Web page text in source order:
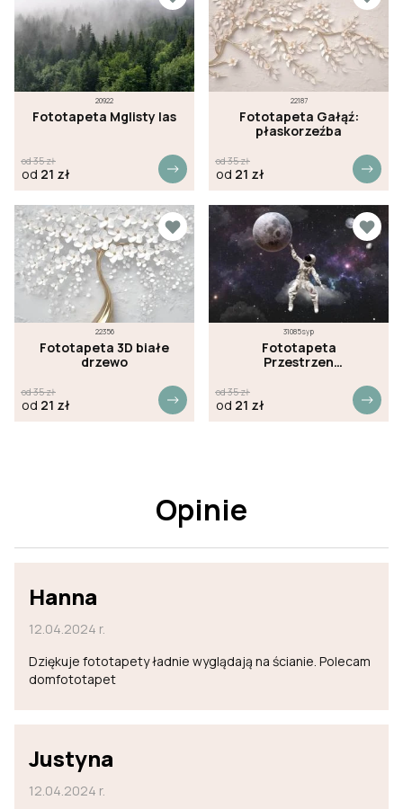
20922
Fototapeta Mglisty las
od35zł
od 21 zł
22187
Fototapeta Gałąź:
płaskorzeźba
od35zł
od 21 zł
22356
Fototapeta 3D białe
drzewo
od35zł
od 21 zł
31085syp
Fototapeta
Przestrzen
od35zł
od 21 zł
Opinie
Hanna
12.04.2024 r.
Dziękuje fototapety ładnie wyglądają na ścianie. Polecam
domfototapet
Justyna
12.04.2024 r.